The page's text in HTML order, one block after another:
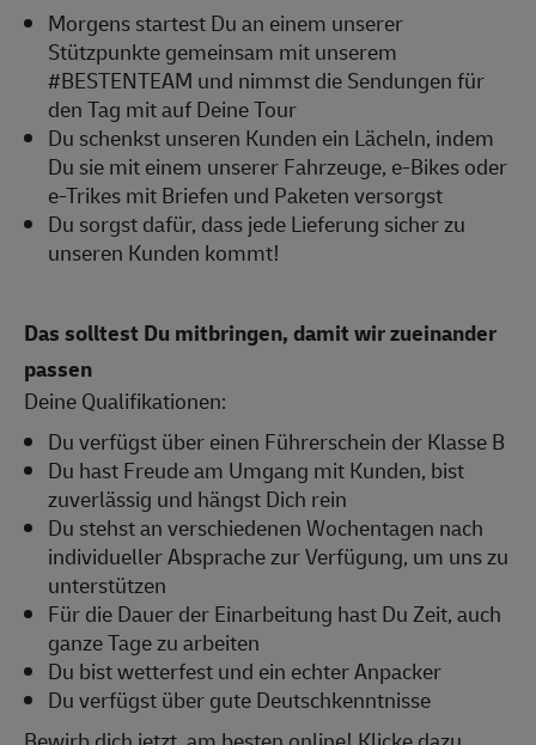
Morgens startest Du an einem unserer
Stützpunkte gemeinsam mit unserem
#BESTENTEAM und nimmst die Sendungen für
den Tag mit auf Deine Tour
Du schenkst unseren Kunden ein Lächeln, indem
Du sie mit einem unserer Fahrzeuge, e-Bikes oder
e-Trikes mit Briefen und Paketen versorgst
Du sorgst dafür, dass jede Lieferung sicher zu
unseren Kunden kommt!
Das solltest Du mitbringen, damit wir zueinander
passen
Deine Qualifikationen:
Du verfügst über einen Führerschein der Klasse B
Du hast Freude am Umgang mit Kunden, bist
zuverlässig und hängst Dich rein
Du stehst an verschiedenen Wochentagen nach
individueller Absprache zur Verfügung, um uns zu
unterstützen
Für die Dauer der Einarbeitung hast Du Zeit, auch
ganze Tage zu arbeiten
Du bist wetterfest und ein echter Anpacker
Du verfügst über gute Deutschkenntnisse